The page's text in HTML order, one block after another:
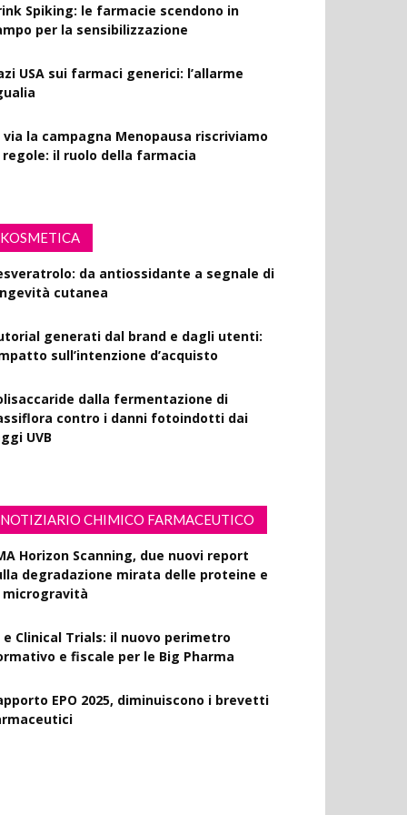
Spiking: le farmacie scendono in
per la sensibilizzazione
USA sui farmaci generici: l’allarme
via la campagna Menopausa riscriviamo
regole: il ruolo della farmacia
KOSMETICA
da antiossidante a segnale di
cutanea
generati dal brand e dagli utenti:
sull’intenzione d’acquisto
dalla fermentazione di
contro i danni fotoindotti dai
UVB
NOTIZIARIO CHIMICO FARMACEUTICO
Horizon Scanning, due nuovi report
degradazione mirata delle proteine e
microgravità
e Clinical Trials: il nuovo perimetro
e fiscale per le Big Pharma
EPO 2025, diminuiscono i brevetti